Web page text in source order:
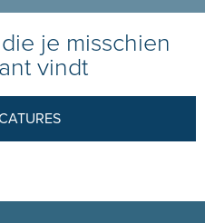
je misschien
vindt